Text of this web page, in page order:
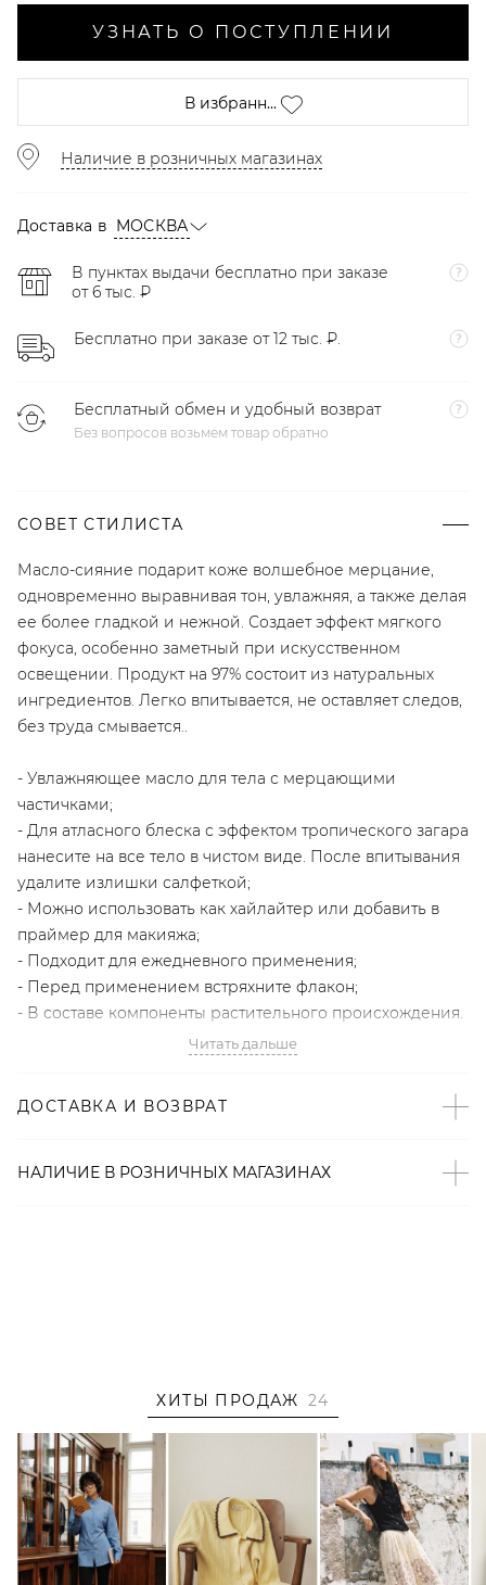
УЗНАТЬ О ПОСТУПЛЕНИИ
В избранн...
Наличие в розничных магазинах
Доставка в МОСКВА
В пунктах выдачи бесплатно при заказе
от 6 тыс. ₽
Бесплатно при заказе от 12 тыс. ₽.
Бесплатный обмен и удобный возврат
Без вопросов возьмем товар обратно
СОВЕТ СТИЛИСТА
Масло-сияние подарит коже волшебное мерцание,
одновременно выравнивая тон, увлажняя, а также делая
ее более гладкой и нежной. Создает эффект мягкого
фокуса, особенно заметный при искусственном
освещении. Продукт на 97% состоит из натуральных
ингредиентов. Легко впитывается, не оставляет следов,
без труда смывается..
- Увлажняющее масло для тела с мерцающими
частичками;
- Для атласного блеска с эффектом тропического загара
нанесите на все тело в чистом виде. После впитывания
удалите излишки салфеткой;
- Можно использовать как хайлайтер или добавить в
праймер для макияжа;
- Подходит для ежедневного применения;
- Перед применением встряхните флакон;
- В составе компоненты растительного происхождения.
girls.
Артикул
Читать дальше
ДОСТАВКА И ВОЗВРАТ
НАЛИЧИЕ В РОЗНИЧНЫХ МАГАЗИНАХ
ХИТЫ ПРОДАЖ 24